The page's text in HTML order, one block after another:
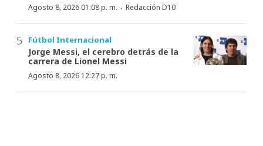
Agosto 8, 2026 01:08 p. m. · Redacción D10
Fútbol Internacional
Jorge Messi, el cerebro detrás de la
carrera de Lionel Messi
Agosto 8, 2026 12:27 p. m.